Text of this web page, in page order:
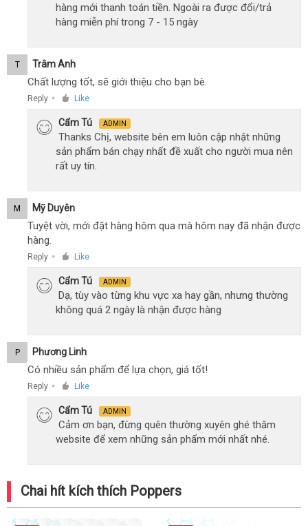
hàng mới thanh toán tiền. Ngoài ra được đổi/trả
hàng miễn phí trong 7 - 15 ngày
T Trâm Anh
Chất lượng tốt, sẽ giới thiệu cho bạn bè.
Reply ● Like
Cẩm Tú ADMIN
Thanks Chị, website bên em luôn cập nhật những
sản phẩm bán chạy nhất đề xuất cho người mua nên
rất uy tín.
M Mỹ Duyên
Tuyệt vời, mới đặt hàng hôm qua mà hôm nay đã nhận được
hàng.
Reply ● Like
Cẩm Tú ADMIN
Dạ, tùy vào từng khu vực xa hay gần, nhưng thường
không quá 2 ngày là nhận được hàng
P Phương Linh
Có nhiều sản phẩm để lựa chọn, giá tốt!
Reply ● Like
Cẩm Tú ADMIN
Cảm ơn bạn, đừng quên thường xuyên ghé thăm
website để xem những sản phẩm mới nhất nhé.
Chai hít kích thích Poppers